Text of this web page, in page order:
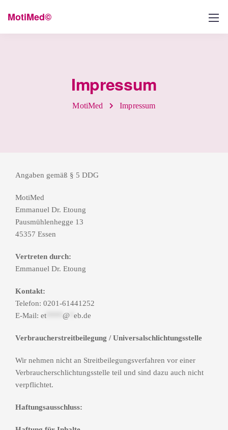
MotiMed©
Impressum
MotiMed Impressum
Angaben gemäß § 5 DDG
MotiMed
Emmanuel Dr. Etoung
Pausmühlenhegge 13
45357 Essen
Vertreten durch:
Emmanuel Dr. Etoung
Kontakt:
Telefon: 0201-61441252
E-Mail: et @ eb.de
Verbraucherstreitbeilegung / Universalschlichtungsstelle
Wir nehmen nicht an Streitbeilegungsverfahren vor einer
Verbraucherschlichtungsstelle teil und sind dazu auch nicht
verpflichtet.
Haftungsausschluss: